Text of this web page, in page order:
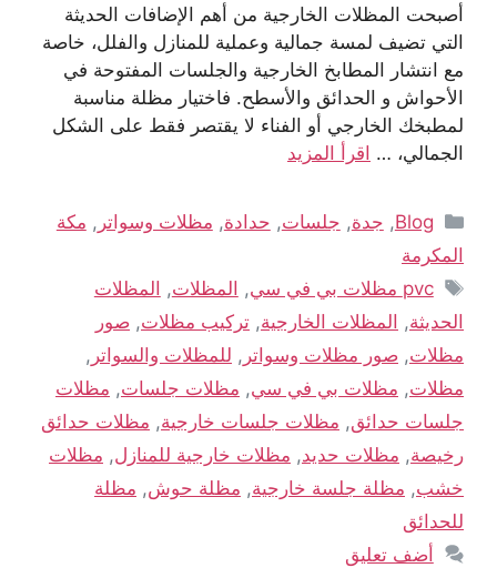
أصبحت المظلات الخارجية من أهم الإضافات الحديثة
التي تضيف لمسة جمالية وعملية للمنازل والفلل، خاصة
مع انتشار المطابخ الخارجية والجلسات المفتوحة في
الأحواش و الحدائق والأسطح. فاختيار مظلة مناسبة
لمطبخك الخارجي أو الفناء لا يقتصر فقط على الشكل
الجمالي، … اقرأ المزيد
Blog
, جدة, جلسات, حدادة, مظلات وسواتر , مكة
المكرمة
pvc مظلات بي في سي
, المظلات, المظلات
الحديثة, المظلات الخارجية, تركيب مظلات, صور
مظلات, صور مظلات وسواتر , للمظلات والسواتر ,
مظلات, مظلات بي في سي, مظلات جلسات, مظلات
جلسات حدائق, مظلات جلسات خارجية, مظلات حدائق
رخيصة, مظلات حديد, مظلات خارجية للمنازل, مظلات
خشب, مظلة جلسة خارجية, مظلة حوش, مظلة
للحدائق
أضف تعليق